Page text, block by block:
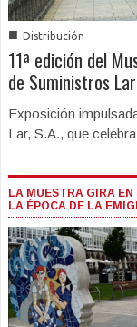
■ Distribución
11ª edición del
de Suministros Lar
Exposición
Lar, S.A., que
LA MUESTRA GIRA
LA ÉPOCA DE LA